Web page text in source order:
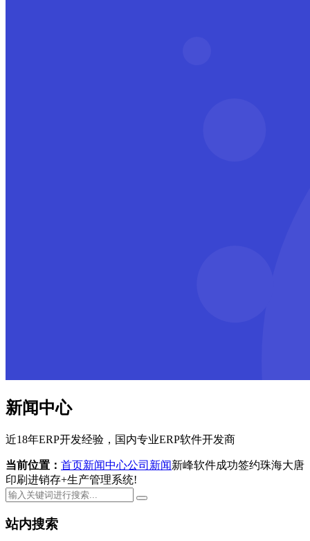
新闻中心
近18年ERP开发经验，国内专业ERP软件开发商
当前位置： 首页新闻中心公司新闻新峰软件成功签约珠海大唐
印刷进销存+生产管理系统!
站内搜索